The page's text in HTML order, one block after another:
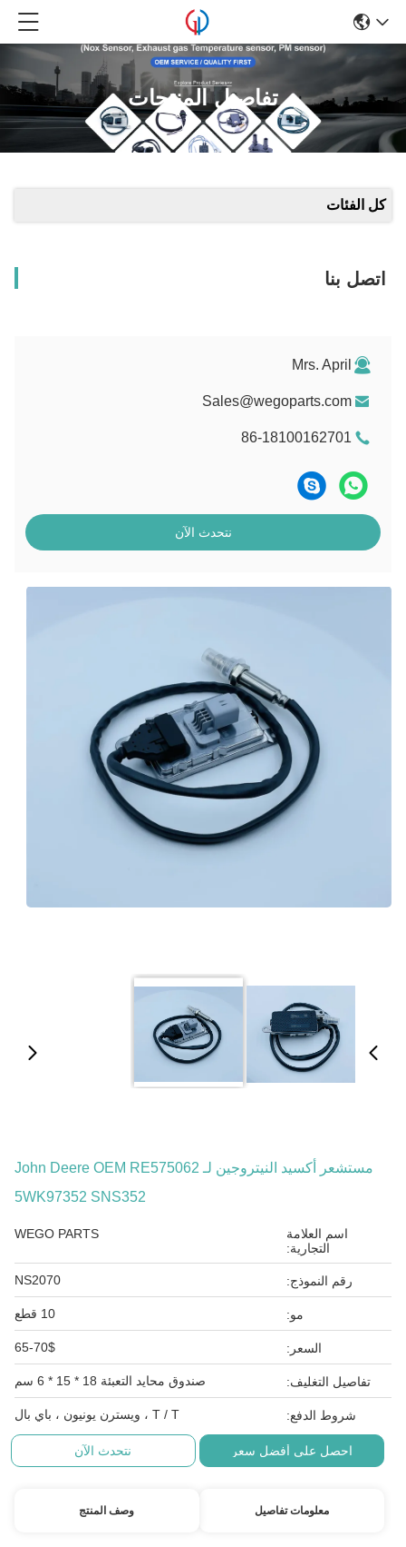
تفاصيل المنتجات
كل الفئات
اتصل بنا
Mrs. April
Sales@wegoparts.com
86-18100162701
نتحدث الآن
مستشعر أكسيد النيتروجين لـ John Deere OEM RE575062
5WK97352 SNS352
اسم العلامة
التجارية:
WEGO PARTS
رقم النموذج: NS2070
مو: 10 قطع
السعر: 65-70$
تفاصيل التغليف: صندوق محايد التعبئة 18 * 15 * 6 سم
شروط الدفع: T / T ، ويسترن يونيون ، باي بال
احصل على أفضل سعر نتحدث الآن
معلومات تفاصيل وصف المنتج